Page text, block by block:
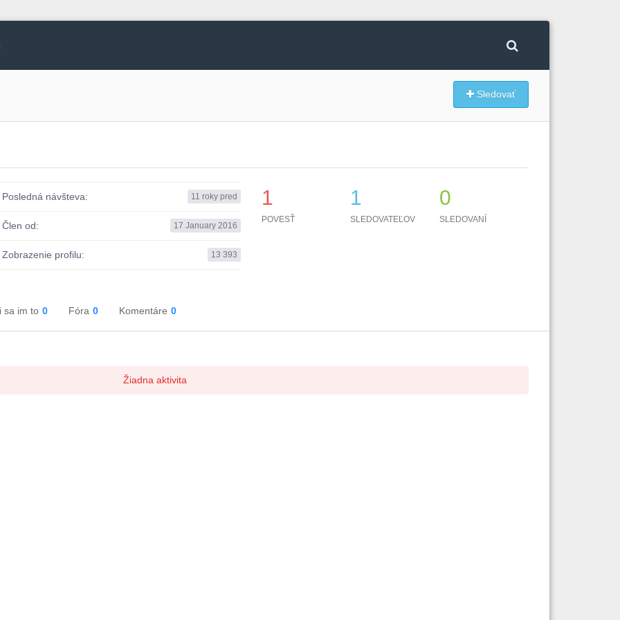
Sledovať
Posledná návšteva: 11 roky pred
Člen od: 17 January 2016
Zobrazenie profilu: 13 393
1
POVESŤ
1
SLEDOVATEĽOV
0
SLEDOVANÍ
sa im to 0 Fóra 0 Komentáre 0
Žiadna aktivita